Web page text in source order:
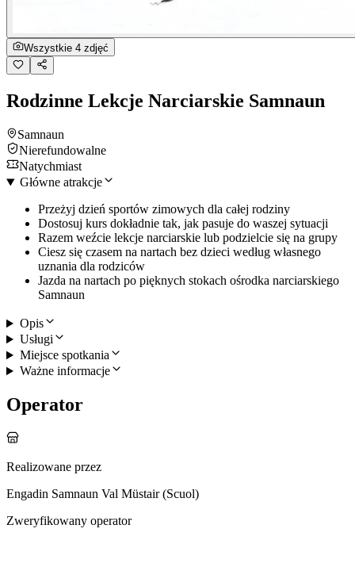
Wszystkie 4 zdjęć
Rodzinne Lekcje Narciarskie Samnaun
Samnaun
Nierefundowalne
Natychmiast
Główne atrakcje
Przeżyj dzień sportów zimowych dla całej rodziny
Dostosuj kurs dokładnie tak, jak pasuje do waszej sytuacji
Razem weźcie lekcje narciarskie lub podzielcie się na grupy
Ciesz się czasem na nartach bez dzieci według własnego
uznania dla rodziców
Jazda na nartach po pięknych stokach ośrodka narciarskiego
Samnaun
Opis
Usługi
Miejsce spotkania
Ważne informacje
Operator
Realizowane przez
Engadin Samnaun Val Müstair (Scuol)
Zweryfikowany operator